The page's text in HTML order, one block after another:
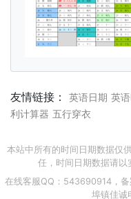
友情链接： 英语日期 英
利计算器 五行穿衣
本站中所有的时间日期数据仅
任，时间日期数据请以
在线客服QQ：543690914，备
埠镇佳诚